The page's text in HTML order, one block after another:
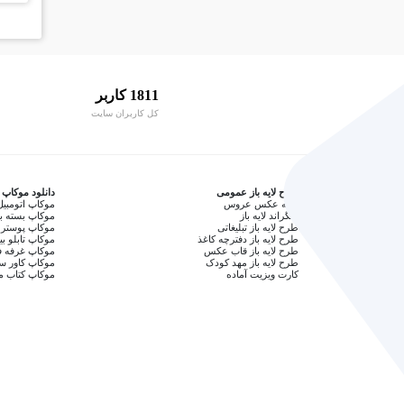
1811 کاربر
کل کاربران سایت
طرح لایه باز عمومی
آتلیه عکس عروس
بکگراند لایه باز
طرح لایه باز تبلیغاتی
طرح لایه باز دفترچه کاغذ
طرح لایه باز قاب عکس
طرح لایه باز مهد کودک
کارت ویزیت آماده
دانلود موکاپ
موکاپ
موکاپ بسته
موکاپ
موکاپ تابلو
موکاپ غرفه
موکاپ کاور
موکاپ کتاب